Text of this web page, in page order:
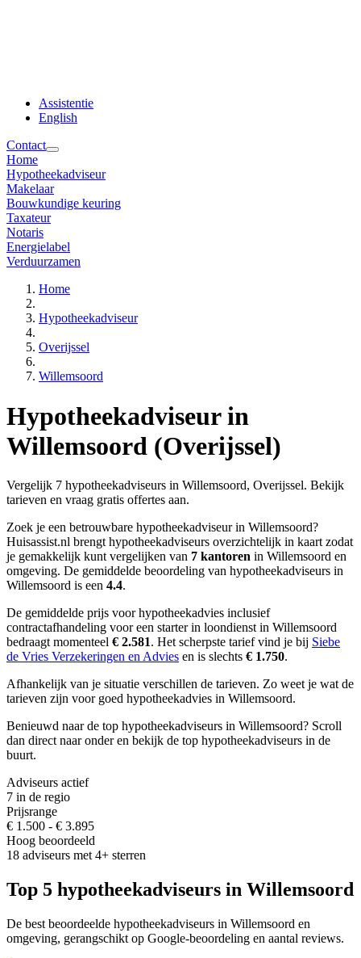
Assistentie
English
Contact
Home
Hypotheekadviseur
Makelaar
Bouwkundige keuring
Taxateur
Notaris
Energielabel
Verduurzamen
Home
Hypotheekadviseur
Overijssel
Willemsoord
Hypotheekadviseur in
Willemsoord (Overijssel)
Vergelijk 7 hypotheekadviseurs in Willemsoord, Overijssel. Bekijk
tarieven en vraag gratis offertes aan.
Zoek je een betrouwbare hypotheekadviseur in Willemsoord?
Huisassist.nl brengt hypotheekadviseurs overzichtelijk in kaart zodat
je gemakkelijk kunt vergelijken van 7 kantoren in Willemsoord en
omgeving. De gemiddelde beoordeling van hypotheekadviseurs in
Willemsoord is een 4.4.
De gemiddelde prijs voor hypotheekadvies inclusief
contractafhandeling voor een starter in loondienst in Willemsoord
bedraagt momenteel € 2.581. Het scherpste tarief vind je bij Siebe
de Vries Verzekeringen en Advies en is slechts € 1.750.
Afhankelijk van je situatie verschillen de tarieven. Zo weet je wat de
tarieven zijn voor goed hypotheekadvies in Willemsoord.
Benieuwd naar de top hypotheekadviseurs in Willemsoord? Scroll
dan direct naar onder en bekijk de top hypotheekadviseurs in de
buurt.
Adviseurs actief
7 in de regio
Prijsrange
€ 1.500 - € 3.895
Hoog beoordeeld
18 adviseurs met 4+ sterren
Top 5 hypotheekadviseurs in Willemsoord
De best beoordeelde hypotheekadviseurs in Willemsoord en
omgeving, gerangschikt op Google-beoordeling en aantal reviews.